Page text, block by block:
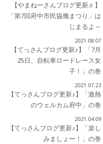
【やまねーさんブログ更新♬】
「第7回府中市民協働まつり」は
じまるよ～
2021.08.07
【てっさんブログ更新♪】「7月
25日、自転車ロードレース女
子！」の巻
2021.07.23
【てっさんブログ更新♪】「激熱
のウェルカム府中」の巻
2021.04.09
【てっさんブログ更新♪】「楽し
みましょー！」の巻